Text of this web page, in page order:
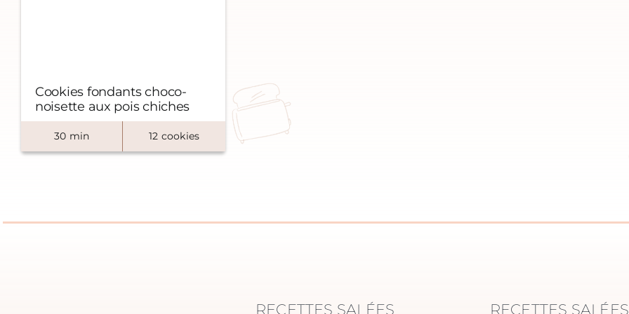
Cookies fondants choco-
noisette aux pois chiches
30 min 12 cookies
RECETTES SALÉES RECETTES SALÉES